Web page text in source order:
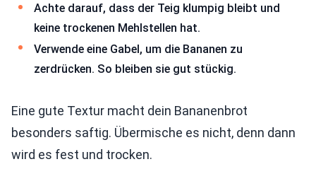
Achte darauf, dass der Teig klumpig bleibt und
keine trockenen Mehlstellen hat.
Verwende eine Gabel, um die Bananen zu
zerdrücken. So bleiben sie gut stückig.
Eine gute Textur macht dein Bananenbrot
besonders saftig. Übermische es nicht, denn dann
wird es fest und trocken.